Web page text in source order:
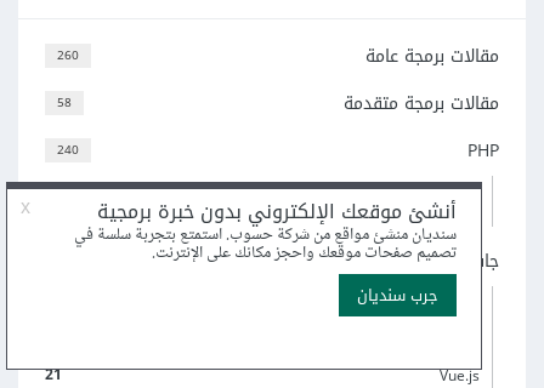
260 مقالات برمجة عامة
58 مقالات برمجة متقدمة
240 PHP
69
Laravel
ووردبريس
جافاسكربت
Node.js
21
Vue.js